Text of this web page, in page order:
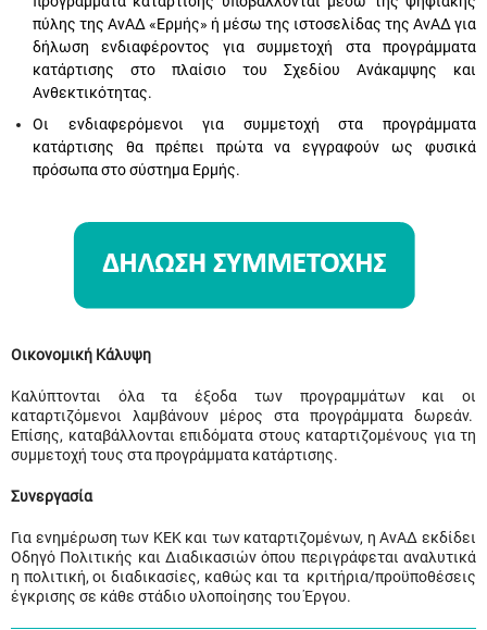
πύλης της ΑνΑΔ «Ερμής» ή μέσω της ιστοσελίδας της ΑνΑΔ για
δήλωση ενδιαφέροντος για συμμετοχή στα προγράμματα
κατάρτισης στο πλαίσιο του Σχεδίου Ανάκαμψης και
Ανθεκτικότητας.
Οι ενδιαφερόμενοι για συμμετοχή στα προγράμματα
κατάρτισης θα πρέπει πρώτα να εγγραφούν ως φυσικά
πρόσωπα στο σύστημα Ερμής.
Οικονομική Κάλυψη
Καλύπτονται όλα τα έξοδα των προγραμμάτων και οι
καταρτιζόμενοι λαμβάνουν μέρος στα προγράμματα δωρεάν.
Επίσης, καταβάλλονται επιδόματα στους καταρτιζομένους για τη
συμμετοχή τους στα προγράμματα κατάρτισης.
Συνεργασία
Για ενημέρωση των ΚΕΚ και των καταρτιζομένων, η ΑνΑΔ εκδίδει
Οδηγό Πολιτικής και Διαδικασιών όπου περιγράφεται αναλυτικά
η πολιτική, οι διαδικασίες, καθώς και τα κριτήρια/προϋποθέσεις
έγκρισης σε κάθε στάδιο υλοποίησης του Έργου.